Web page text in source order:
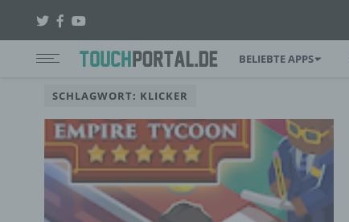
BELIEBTE APPS
SCHLAGWORT: KLICKER